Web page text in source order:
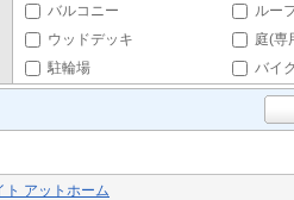
バルコニー
ルー
ウッドデッキ
庭(専
駐輪場
バイ
ト アットホーム